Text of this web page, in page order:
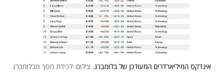
אינדקס המיליארדרים המעודכן של בלומברג. צילום: לכידת מסך מבלומברג